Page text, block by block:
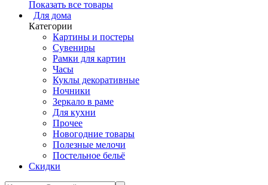
Показать все товары
Для дома
Категории
Картины и постеры
Сувениры
Рамки для картин
Часы
Куклы декоративные
Ночники
Зеркало в раме
Для кухни
Прочее
Новогодние товары
Полезные мелочи
Постельное бельё
Скидки